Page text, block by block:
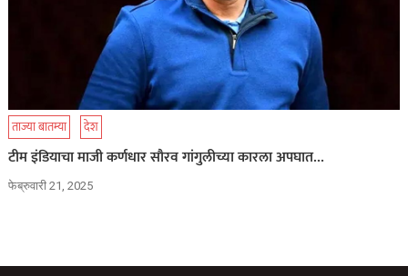
ताज्या बातम्या देश
टीम इंडियाचा माजी कर्णधार सौरव गांगुलीच्या कारला अपघात…
फेब्रुवारी 21, 2025